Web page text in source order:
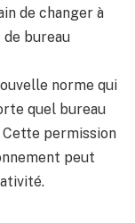
de changer à
de bureau
norme qui
quel bureau
permission
peut